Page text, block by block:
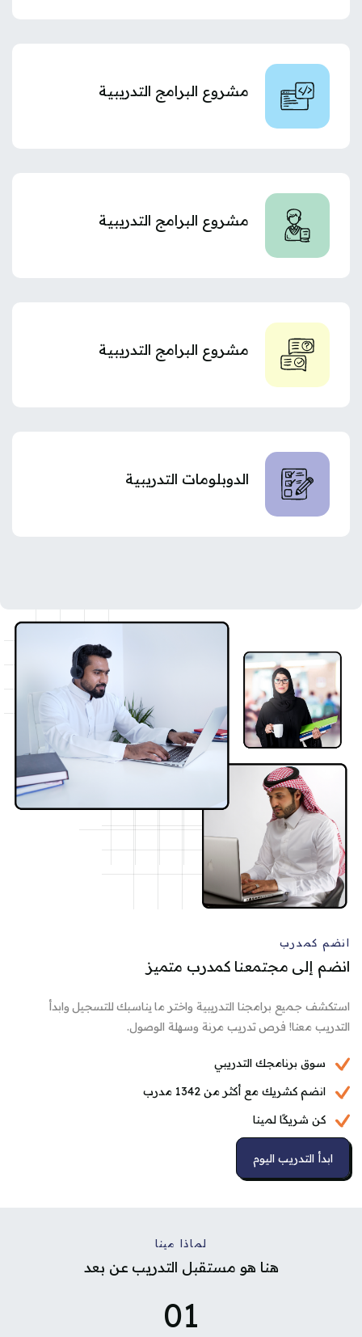
مشروع البرامج التدريبية
مشروع البرامج التدريبية
مشروع البرامج التدريبية
الدوبلومات التدريبية
انضم كمدرب
انضم إلى مجتمعنا كمدرب متميز
استكشف جميع برامجنا التدريبية واختر ما يناسبك للتسجيل وابدأ
التدريب معنا! فرص تدريب مرنة وسهلة الوصول.
سوق برنامجك التدريبي
انضم كشريك مع أكثر من 1342 مدرب
كن شريكًا لمينا
ابدأ التدريب اليوم
لماذا مينا
هنا هو مستقبل التدريب عن بعد
01